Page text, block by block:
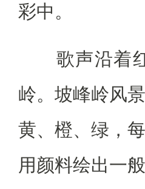
彩中。
歌声沿着红
岭。坡峰岭风
黄、橙、绿，
用颜料绘出一